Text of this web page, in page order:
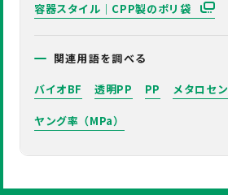
容器スタイル｜CPP製のポリ袋
関連用語を調べる
バイオBF
透明PP PP メタロセン
ヤング率（MPa）